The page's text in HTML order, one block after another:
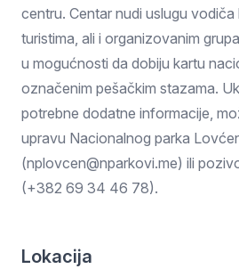
centru. Centar nudi uslugu
turistima, ali i organizovanim
u mogućnosti da dobiju kartu
označenim pešačkim stazama.
potrebne dodatne informacije,
upravu Nacionalnog parka
(nplovcen@nparkovi.me) ili
(+382 69 34 46 78).
Lokacija